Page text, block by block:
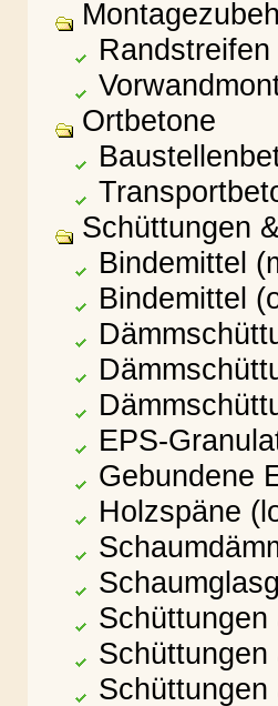
Randstreifen
Ortbetone
Schüttungen
Bindemittel
Bindemittel
EPS-
Gebundene
Holzspäne